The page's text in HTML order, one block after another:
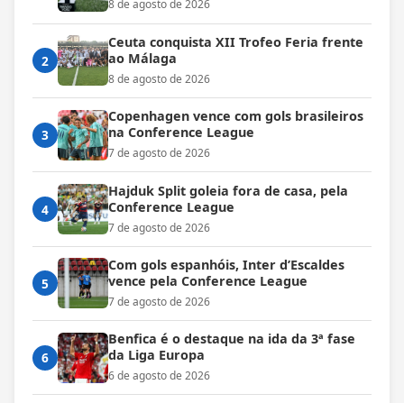
8 de agosto de 2026
2
Ceuta conquista XII Trofeo Feria frente
ao Málaga
8 de agosto de 2026
3
Copenhagen vence com gols brasileiros
na Conference League
7 de agosto de 2026
4
Hajduk Split goleia fora de casa, pela
Conference League
7 de agosto de 2026
5
Com gols espanhóis, Inter d’Escaldes
vence pela Conference League
7 de agosto de 2026
6
Benfica é o destaque na ida da 3ª fase
da Liga Europa
6 de agosto de 2026